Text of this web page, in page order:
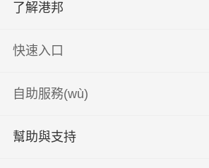
了解港邦
快速入口
自助服務(wù)
幫助與支持